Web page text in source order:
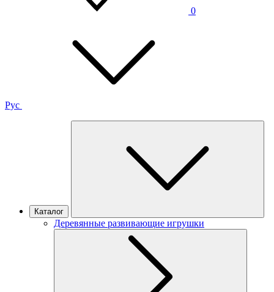
0
Рус
Каталог
Деревянные развивающие игрушки